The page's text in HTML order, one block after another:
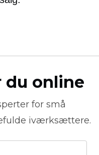
du online
for små
iværksættere.